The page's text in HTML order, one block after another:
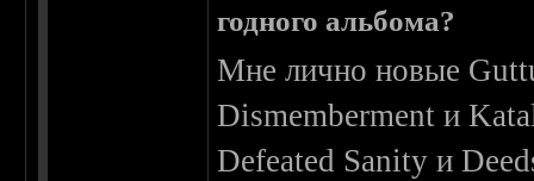
годного альбома?
Мне лично новые
Dismemberment и
Defeated Sanity и